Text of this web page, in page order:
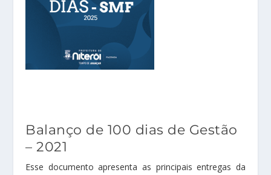
Balanço de 100 dias de Gestão
– 2021
Esse documento apresenta as principais entregas da